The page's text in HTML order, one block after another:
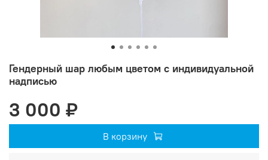
Гендерный шар любым цветом с индивидуальной
надписью
3 000 ₽
В корзину